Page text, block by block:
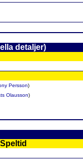
detaljer)
Persson)
Olausson)
Speltid